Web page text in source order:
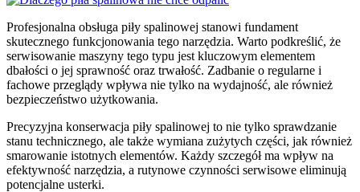
Profesjonalna obsługa piły spalinowej stanowi fundament
skutecznego funkcjonowania tego narzędzia. Warto podkreślić, że
serwisowanie maszyny tego typu jest kluczowym elementem
dbałości o jej sprawność oraz trwałość. Zadbanie o regularne i
fachowe przeglądy wpływa nie tylko na wydajność, ale również
bezpieczeństwo użytkowania.
Precyzyjna konserwacja piły spalinowej to nie tylko sprawdzanie
stanu technicznego, ale także wymiana zużytych części, jak również
smarowanie istotnych elementów. Każdy szczegół ma wpływ na
efektywność narzędzia, a rutynowe czynności serwisowe eliminują
potencjalne usterki.